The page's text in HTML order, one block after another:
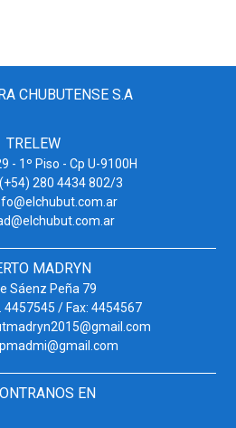
CHUBUTENSE S.A
TRELEW
- 1º Piso - Cp U-9100H
280 4434 802/3
MADRYN
Sáenz Peña 79
4457545 / Fax: 4454567
EN